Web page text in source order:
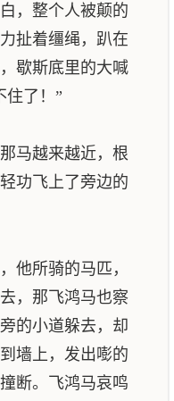
，整个人被颠的
扯着缰绳，趴在
歇斯底里的大喊
住了！”
马越来越近，根
功飞上了旁边的
所骑的马匹，
，那飞鸿马也察
的小道躲去，却
墙上，发出嘭的
断。飞鸿马哀鸣